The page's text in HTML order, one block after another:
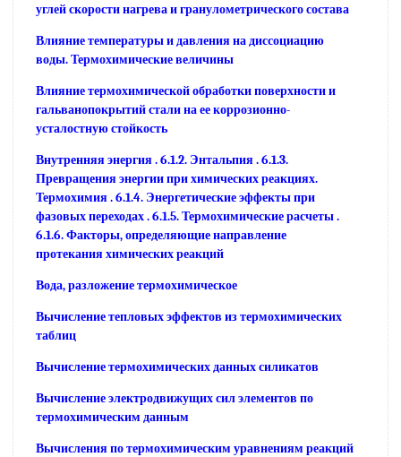
углей скорости нагрева и гранулометрического состава
Влияние температуры и давления на диссоциацию
воды. Термохимические величины
Влияние термохимической обработки поверхности и
гальванопокрытий стали на ее коррозионно-
усталостную стойкость
Внутренняя энергия . 6.1.2. Энтальпия . 6.1.3.
Превращения энергии при химических реакциях.
Термохимия . 6.1.4. Энергетические эффекты при
фазовых переходах . 6.1.5. Термохимические расчеты .
6.1.6. Факторы, определяющие направление
протекания химических реакций
Вода, разложение термохимическое
Вычисление тепловых эффектов из термохимических
таблиц
Вычисление термохимических данных силикатов
Вычисление электродвижущих сил элементов по
термохимическим данным
Вычисления по термохимическим уравнениям реакций